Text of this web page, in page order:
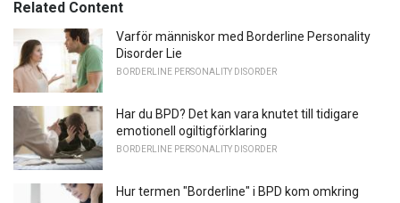
Related Content
Varför människor med Borderline Personality
Disorder Lie
BORDERLINE PERSONALITY DISORDER
Har du BPD? Det kan vara knutet till tidigare
emotionell ogiltigförklaring
BORDERLINE PERSONALITY DISORDER
Hur termen "Borderline" i BPD kom omkring